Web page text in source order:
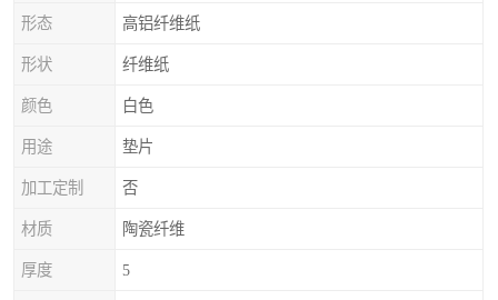
形态 高铝纤维纸
形状 纤维纸
颜色 白色
用途 垫片
加工定制 否
材质 陶瓷纤维
厚度 5